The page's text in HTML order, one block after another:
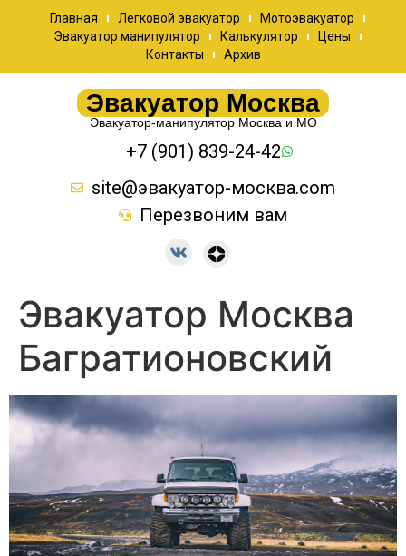
Главная Легковой эвакуатор
Мотоэвакуатор
Эвакуатор манипулятор
Калькулятор
Цены
Контакты
Архив
Эвакуатор Москва
Эвакуатор-манипулятор Москва и МО
+7 (901) 839-24-42
site@эвакуатор-москва.com
Перезвоним вам
Эвакуатор Москва
Багратионовский